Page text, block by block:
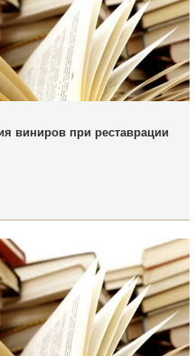
виниров при реставрации